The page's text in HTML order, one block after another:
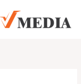
المحتوى
عن: